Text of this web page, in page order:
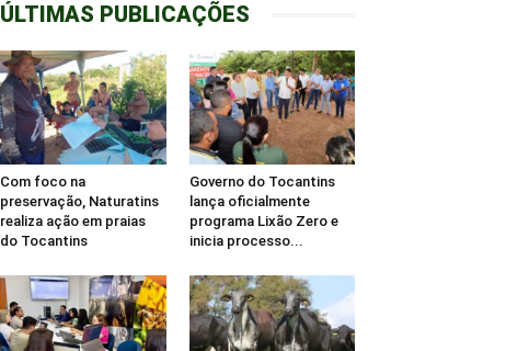
ÚLTIMAS PUBLICAÇÕES
Com foco na
preservação, Naturatins
realiza ação em praias
do Tocantins
Governo do Tocantins
lança oficialmente
programa Lixão Zero e
inicia processo...